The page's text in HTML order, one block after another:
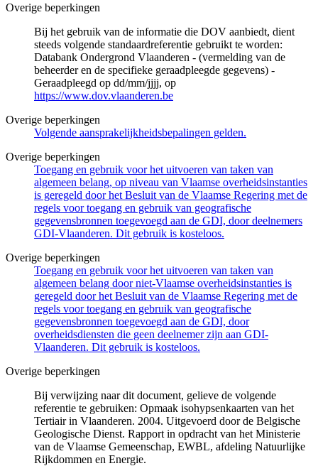
Overige beperkingen
Bij het gebruik van de informatie die DOV aanbiedt, dient
steeds volgende standaardreferentie gebruikt te worden:
Databank Ondergrond Vlaanderen - (vermelding van de
beheerder en de specifieke geraadpleegde gegevens) -
Geraadpleegd op dd/mm/jjjj, op
https://www.dov.vlaanderen.be
Overige beperkingen
Volgende aansprakelijkheidsbepalingen gelden.
Overige beperkingen
Toegang en gebruik voor het uitvoeren van taken van
algemeen belang, op niveau van Vlaamse overheidsinstanties
is geregeld door het Besluit van de Vlaamse Regering met de
regels voor toegang en gebruik van geografische
gegevensbronnen toegevoegd aan de GDI, door deelnemers
GDI-Vlaanderen. Dit gebruik is kosteloos.
Overige beperkingen
Toegang en gebruik voor het uitvoeren van taken van
algemeen belang door niet-Vlaamse overheidsinstanties is
geregeld door het Besluit van de Vlaamse Regering met de
regels voor toegang en gebruik van geografische
gegevensbronnen toegevoegd aan de GDI, door
overheidsdiensten die geen deelnemer zijn aan GDI-
Vlaanderen. Dit gebruik is kosteloos.
Overige beperkingen
Bij verwijzing naar dit document, gelieve de volgende
referentie te gebruiken: Opmaak isohypsenkaarten van het
Tertiair in Vlaanderen. 2004. Uitgevoerd door de Belgische
Geologische Dienst. Rapport in opdracht van het Ministerie
van de Vlaamse Gemeenschap, EWBL, afdeling Natuurlijke
Rijkdommen en Energie.